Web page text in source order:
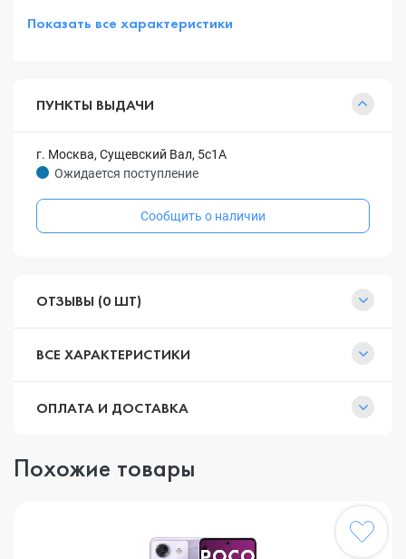
Показать все характеристики
ПУНКТЫ ВЫДАЧИ
г. Москва, Сущевский Вал, 5с1А
Ожидается поступление
Сообщить о наличии
ОТЗЫВЫ (0 ШТ)
ВСЕ ХАРАКТЕРИСТИКИ
ОПЛАТА И ДОСТАВКА
Похожие товары